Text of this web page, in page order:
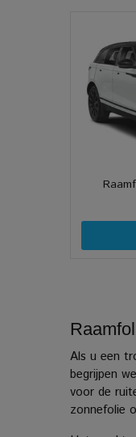
Als u een
begrijpen
voor de
zonnefolie